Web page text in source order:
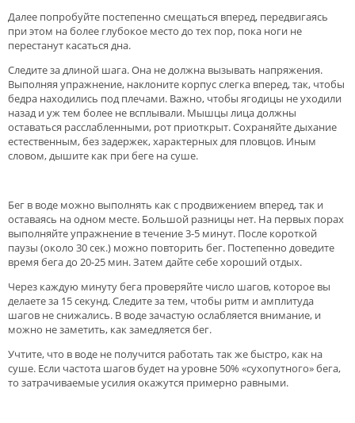
Далее попробуйте постепенно смещаться вперед, передвигаясь
при этом на более глубокое место до тех пор, пока ноги не
перестанут касаться дна.
Следите за длиной шага. Она не должна вызывать напряжения.
Выполняя упражнение, наклоните корпус слегка вперед, так, чтобы
бедра находились под плечами. Важно, чтобы ягодицы не уходили
назад и уж тем более не всплывали. Мышцы лица должны
оставаться расслабленными, рот приоткрыт. Сохраняйте дыхание
естественным, без задержек, характерных для пловцов. Иным
словом, дышите как при беге на суше.
Бег в воде можно выполнять как с продвижением вперед, так и
оставаясь на одном месте. Большой разницы нет. На первых порах
выполняйте упражнение в течение 3-5 минут. После короткой
паузы (около 30 сек.) можно повторить бег. Постепенно доведите
время бега до 20-25 мин. Затем дайте себе хороший отдых.
Через каждую минуту бега проверяйте число шагов, которое вы
делаете за 15 секунд. Следите за тем, чтобы ритм и амплитуда
шагов не снижались. В воде зачастую ослабляется внимание, и
можно не заметить, как замедляется бег.
Учтите, что в воде не получится работать так же быстро, как на
суше. Если частота шагов будет на уровне 50% «сухопутного» бега,
то затрачиваемые усилия окажутся примерно равными.